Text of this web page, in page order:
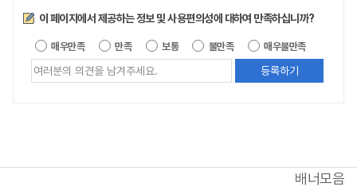
만족도조사
이 페이지에서 제공하는 정보 및 사용편의성에 대하여 만족하십니까?
매우만족 만족 보통 불만족 매우불만족
배너모음